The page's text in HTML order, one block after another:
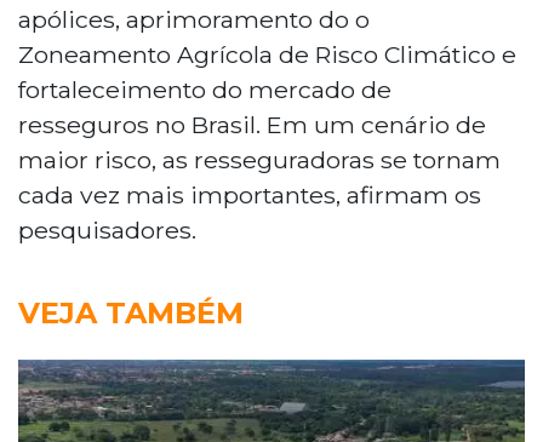
apólices, aprimoramento do o
Zoneamento Agrícola de Risco Climático e
fortaleceimento do mercado de
resseguros no Brasil. Em um cenário de
maior risco, as resseguradoras se tornam
cada vez mais importantes, afirmam os
pesquisadores.
VEJA TAMBÉM